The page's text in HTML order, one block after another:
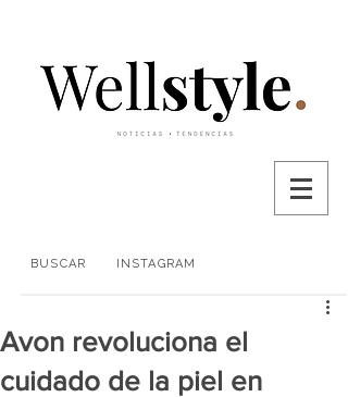
BUSCAR INSTAGRAM
Avon revoluciona el
cuidado de la piel en